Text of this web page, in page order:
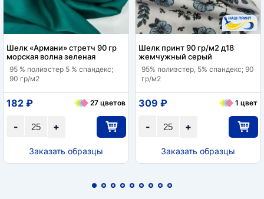
Шелк «Армани» стретч 90 гр
морская волна зеленая
95 % полиэстер 5 % спандекс;
90 гр/м2
+
-
182 ₽ 27 цветов
Заказать образцы
Шелк принт 90 гр/м2 д18
жемчужный серый
95% полиэстер, 5% спандекс; 90
гр/м2
+
-
309 ₽ 1 цвет
Заказать образцы